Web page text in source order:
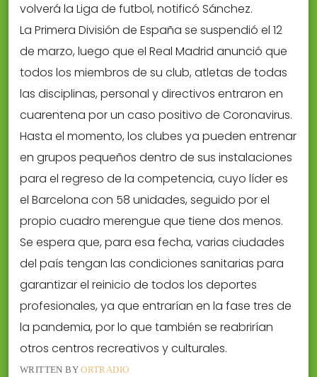
volverá la Liga de futbol, notificó Sánchez.
La Primera División de España se suspendió el 12
de marzo, luego que el Real Madrid anunció que
todos los miembros de su club, atletas de todas
las disciplinas, personal y directivos entraron en
cuarentena por un caso positivo de Coronavirus.
Hasta el momento, los clubes ya pueden entrenar
en grupos pequeños dentro de sus instalaciones
para el regreso de la competencia, cuyo líder es
el Barcelona con 58 unidades, seguido por el
propio cuadro merengue que tiene dos menos.
Se espera que, para esa fecha, varias ciudades
del país tengan las condiciones sanitarias para
garantizar el reinicio de todos los deportes
profesionales, ya que entrarían en la fase tres de
la pandemia, por lo que también se reabrirían
otros centros recreativos y culturales.
WRITTEN BYORTRADIO